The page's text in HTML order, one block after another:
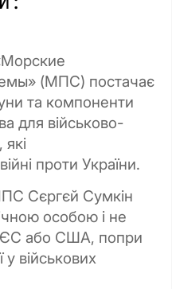
(МПС) постачає
та компоненти
для військово-
проти України.
Сєргєй Сумкін
особою і не
ЄС або США, попри
у військових